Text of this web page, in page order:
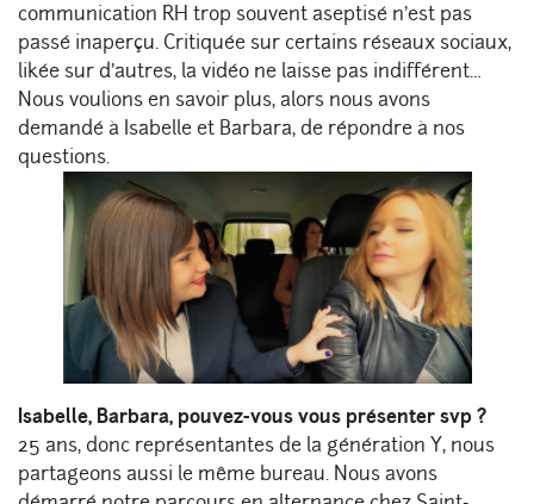
communication RH trop souvent aseptisé n’est pas
passé inaperçu. Critiquée sur certains réseaux sociaux,
likée sur d’autres, la vidéo ne laisse pas indifférent…
Nous voulions en savoir plus, alors nous avons
demandé à Isabelle et Barbara, de répondre à nos
questions.
Isabelle, Barbara, pouvez-vous vous présenter svp ?
25 ans, donc représentantes de la génération Y, nous
partageons aussi le même bureau. Nous avons